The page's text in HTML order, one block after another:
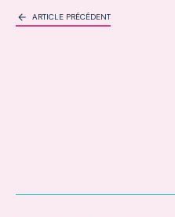
ARTICLE PRÉCÉDENT